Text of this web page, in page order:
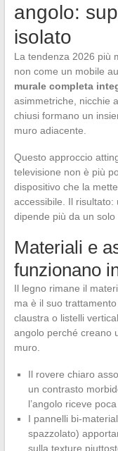
angolo:
isolato
La tendenza 2026 più
non come un mobile
murale completa
asimmetriche, nicchie
chiusi formano un
muro adiacente.
Questo approccio
televisione non è più
dispositivo che la
accessibile. Il
dipende più da un solo
Materiali e
funzionano
Il legno rimane il
ma è il suo
claustra o listelli
angolo perché creano
muro.
Il rovere chiaro
un contrasto
l’angolo riceve
I pannelli bi-
spazzolato)
sulla texture